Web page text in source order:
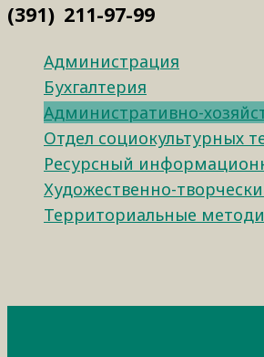
(391) 211-97-99
Администрация
Бухгалтерия
Административно-
Отдел социокультурных
Ресурсный
Художественно-
Территориальные